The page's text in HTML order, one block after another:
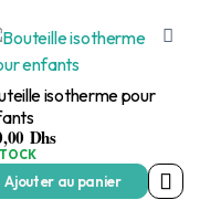
pour
Dhs
Ajouter au panier